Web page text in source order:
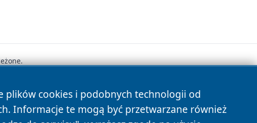
plików cookies i podobnych technologii od
Informacje te mogą być przetwarzane również